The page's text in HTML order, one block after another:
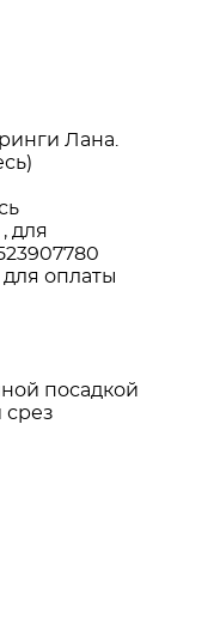
Лана.
)
для
оплаты
посадкой
срез